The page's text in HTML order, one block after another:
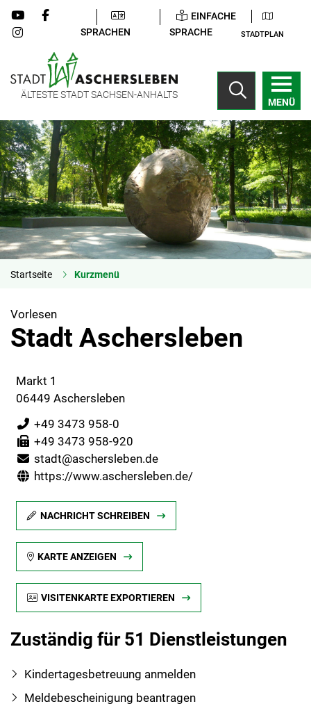
SPRACHEN
EINFACHE
SPRACHE
STADTPLAN
ÄLTESTE STADT SACHSEN-ANHALTS
MENÜ
Startseite Kurzmenü
Vorlesen
Stadt Aschersleben
Markt 1
06449 Aschersleben
+49 3473 958-0
+49 3473 958-920
stadt@aschersleben.de
https://www.aschersleben.de/
NACHRICHT SCHREIBEN
KARTE ANZEIGEN
VISITENKARTE EXPORTIEREN
Zuständig für 51 Dienstleistungen
Kindertagesbetreuung anmelden
Meldebescheinigung beantragen